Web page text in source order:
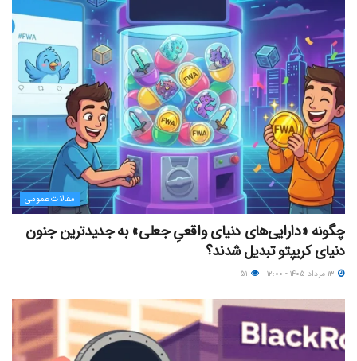
مقالات عمومی
چگونه «دارایی‌های دنیای واقعیِ جعلی» به جدیدترین جنون
دنیای کریپتو تبدیل شدند؟